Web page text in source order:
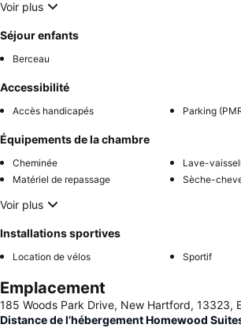
Voir plus
Séjour enfants
Berceau
Accessibilité
Accès handicapés Parking
Équipements de la chambre
Cheminée
Lave-
Matériel de repassage
Sèche-
Voir plus
Installations sportives
Location de vélos Sportif
Emplacement
185 Woods Park Drive, New Hartford, 13323,
Distance de l’hébergement Homewood